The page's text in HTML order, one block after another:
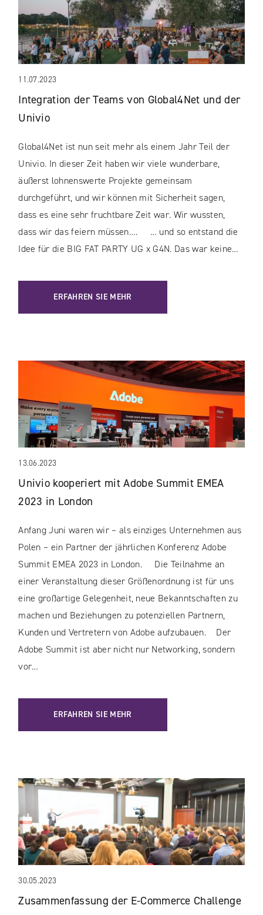
11.07.2023
Integration der Teams von Global4Net und der
Univio
Global4Net ist nun seit mehr als einem Jahr Teil der
Univio. In dieser Zeit haben wir viele wunderbare,
äußerst lohnenswerte Projekte gemeinsam
durchgeführt, und wir können mit Sicherheit sagen,
dass es eine sehr fruchtbare Zeit war. Wir wussten,
dass wir das feiern müssen…. … und so entstand die
Idee für die BIG FAT PARTY UG x G4N. Das war keine…
ERFAHREN SIE MEHR
13.06.2023
Univio kooperiert mit Adobe Summit EMEA
2023 in London
Anfang Juni waren wir – als einziges Unternehmen aus
Polen – ein Partner der jährlichen Konferenz Adobe
Summit EMEA 2023 in London. Die Teilnahme an
einer Veranstaltung dieser Größenordnung ist für uns
eine großartige Gelegenheit, neue Bekanntschaften zu
machen und Beziehungen zu potenziellen Partnern,
Kunden und Vertretern von Adobe aufzubauen. Der
Adobe Summit ist aber nicht nur Networking, sondern
vor…
ERFAHREN SIE MEHR
30.05.2023
Zusammenfassung der E-Commerce Challenge